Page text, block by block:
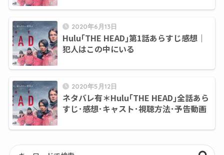
2020年6月13日
Hulu｢THE HEAD｣第1話あらすじ感想｜
犯人はこの中にいる
2020年5月12日
ネタバレ有＊Hulu｢THE HEAD｣全話あら
すじ･感想･キャスト･視聴方法･予告動画